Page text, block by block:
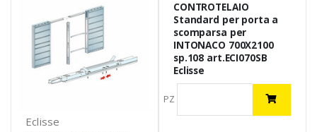
Eclisse
CONTROTELAIO
Standard per porta a
scomparsa per
INTONACO 700X2100
sp.108 art.ECI070SB
Eclisse
PZ